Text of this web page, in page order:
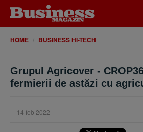
HOME BUSINESS HI-TECH
Grupul Agricover -
fermierii de astăzi cu
14 feb 2022